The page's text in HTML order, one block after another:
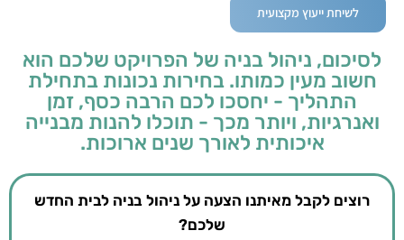
לשיחת ייעוץ מקצועית
לסיכום, ניהול בניה של הפרויקט שלכם הוא
חשוב מעין כמותו. בחירות נכונות בתחילת
התהליך - יחסכו לכם הרבה כסף, זמן
ואנרגיות, ויותר מכך - תוכלו להנות מבנייה
איכותית לאורך שנים ארוכות.
רוצים לקבל מאיתנו הצעה על ניהול בניה לבית החדש
שלכם?